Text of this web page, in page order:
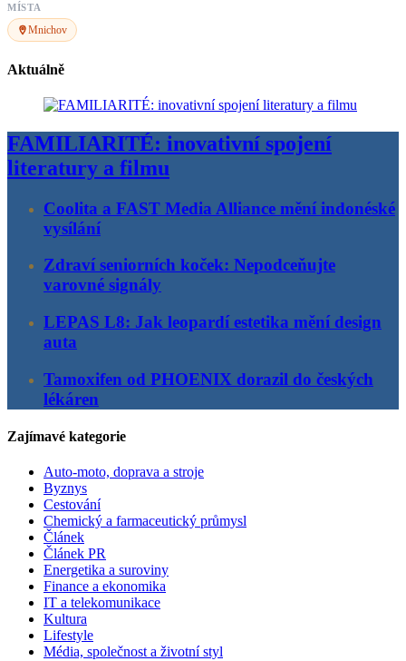
MÍSTA
Mnichov
Aktuálně
FAMILIARITÉ: inovativní spojení
literatury a filmu
Coolita a FAST Media Alliance mění indonéské
vysílání
Zdraví seniorních koček: Nepodceňujte
varovné signály
LEPAS L8: Jak leopardí estetika mění design
auta
Tamoxifen od PHOENIX dorazil do českých
lékáren
Zajímavé kategorie
Auto-moto, doprava a stroje
Byznys
Cestování
Chemický a farmaceutický průmysl
Článek
Článek PR
Energetika a suroviny
Finance a ekonomika
IT a telekomunikace
Kultura
Lifestyle
Média, společnost a životní styl